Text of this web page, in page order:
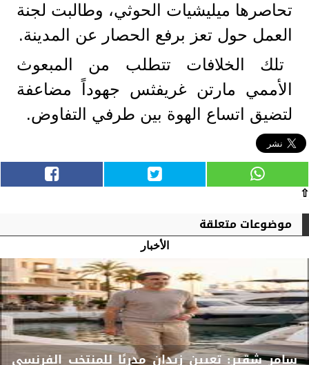
تحاصرها ميليشيات الحوثي، وطالبت لجنة
العمل حول تعز برفع الحصار عن المدينة.
تلك الخلافات تتطلب من المبعوث
الأممي مارتن غريفثس جهوداً مضاعفة
لتضيق اتساع الهوة بين طرفي التفاوض.
⇧
موضوعات متعلقة
الأخبار
سامر شقير: تعيين زيدان مدربًا للمنتخب الفرنسي